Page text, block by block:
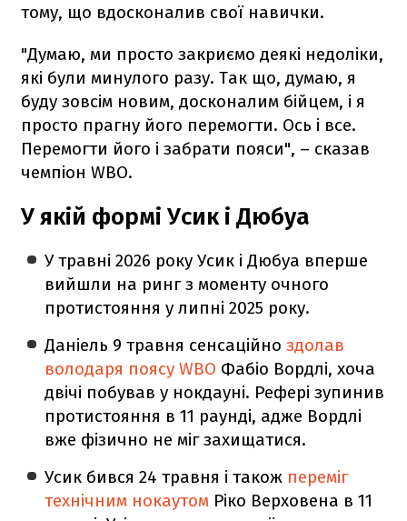
тому, що вдосконалив свої навички.
"Думаю, ми просто закриємо деякі недоліки,
які були минулого разу. Так що, думаю, я
буду зовсім новим, досконалим бійцем, і я
просто прагну його перемогти. Ось і все.
Перемогти його і забрати пояси", – сказав
чемпіон WBO.
У якій формі Усик і Дюбуа
У травні 2026 року Усик і Дюбуа вперше
вийшли на ринг з моменту очного
протистояння у липні 2025 року.
Даніель 9 травня сенсаційноздолав
володаря поясу WBO Фабіо Вордлі, хоча
двічі побував у нокдауні. Рефері зупинив
протистояння в 11 раунді, адже Вордлі
вже фізично не міг захищатися.
Усик бився 24 травня і також переміг
технічним нокаутом Ріко Верховена в 11